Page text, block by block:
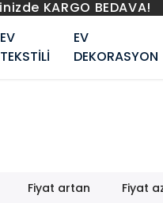
KARGO BEDAVA!
EV
TEKSTİLİ
EV
DEKORASYON
Fiyat artan Fiyat